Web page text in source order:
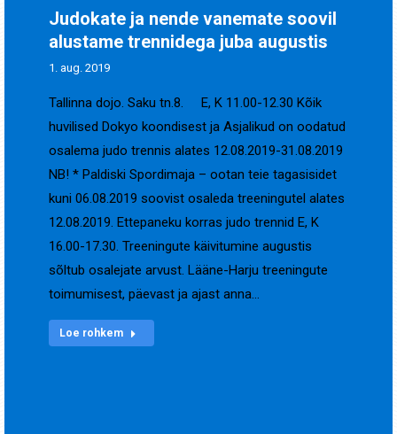
Judokate ja nende vanemate soovil
alustame trennidega juba augustis
1. aug. 2019
Tallinna dojo. Saku tn.8. E, K 11.00-12.30 Kõik
huvilised Dokyo koondisest ja Asjalikud on oodatud
osalema judo trennis alates 12.08.2019-31.08.2019
NB! * Paldiski Spordimaja – ootan teie tagasisidet
kuni 06.08.2019 soovist osaleda treeningutel alates
12.08.2019. Ettepaneku korras judo trennid E, K
16.00-17.30. Treeningute käivitumine augustis
sõltub osalejate arvust. Lääne-Harju treeningute
toimumisest, päevast ja ajast anna…
Loe rohkem